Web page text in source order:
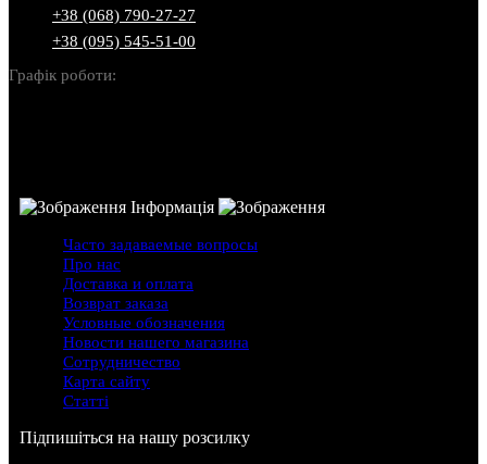
+38 (068) 790-27-27
+38 (095) 545-51-00
Графік роботи:
Інформація
Часто задаваемые вопросы
Про нас
Доставка и оплата
Возврат заказа
Условные обозначения
Новости нашего магазина
Сотрудничество
Карта сайту
Статті
Підпишіться на нашу розсилку